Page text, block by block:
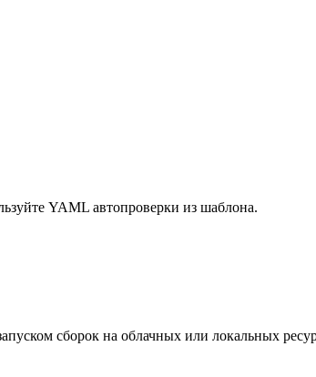
YAML автопроверки из шаблона.
сборок на облачных или локальных